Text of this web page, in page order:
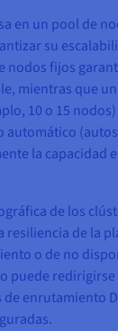
en un pool de
su
nodos fijos
mientras que
10 o 15
automático
la capacidad
de los
resiliencia de la
o de no
puede
de enrutamiento